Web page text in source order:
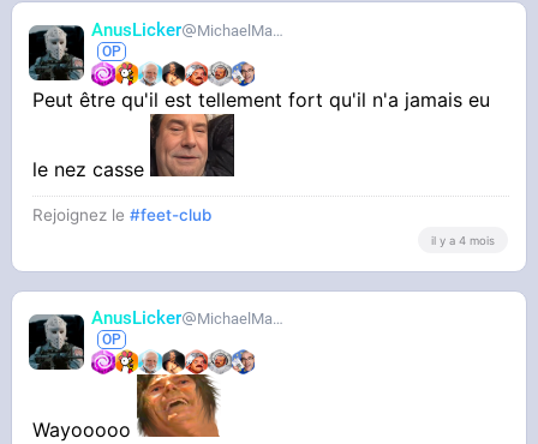
Il fait tellement pitié putain
AnusLicker MichaelMann
Peut être qu'il est tellement fort qu'il n'a jamais eu
le nez casse
Rejoignez le#feet-club
il y a 4 mois
AnusLicker MichaelMann
Wayooooo